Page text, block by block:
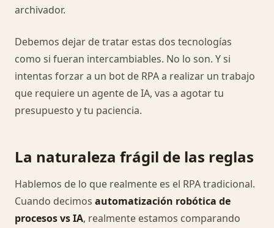
archivador.
Debemos dejar de tratar estas dos tecnologías
como si fueran intercambiables. No lo son. Y si
intentas forzar a un bot de RPA a realizar un trabajo
que requiere un agente de IA, vas a agotar tu
presupuesto y tu paciencia.
La naturaleza frágil de las reglas
Hablemos de lo que realmente es el RPA tradicional.
Cuando decimos automatización robótica de
procesos vs IA, realmente estamos comparando